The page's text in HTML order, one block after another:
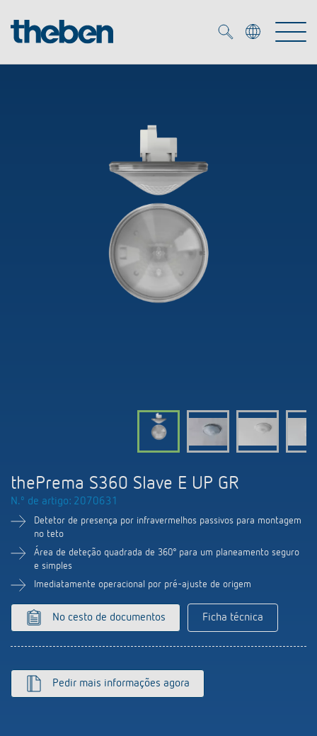
Detetores de presença e movimentos
Biblioteca de mídia
Seminários técnicos
Sistema de casa inteligente LUXORliving
Projetores de LED
Distribuicao global
thePrema S360 Slave E UP GR
N.º de artigo: 2070631
Detetor de presença por infravermelhos passivos para montagem
no teto
Área de deteção quadrada de 360° para um planeamento seguro
e simples
Imediatamente operacional por pré-ajuste de origem
No cesto de documentos Ficha técnica
Pedir mais informações agora